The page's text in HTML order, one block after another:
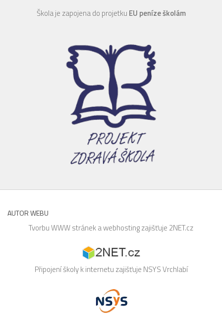
Škola je zapojena do projetku EU peníze školám
AUTOR WEBU
Tvorbu WWW stránek a webhosting zajišťuje 2NET.cz
Připojení školy k internetu zajišťuje NSYSVrchlabí